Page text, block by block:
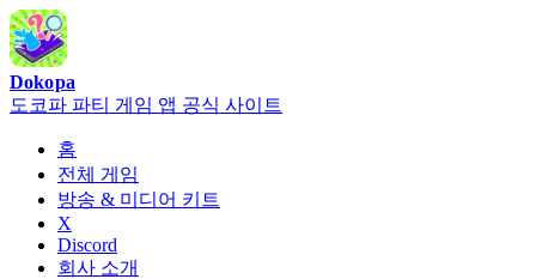
Dokopa
도코파 파티 게임 앱 공식 사이트
홈
전체 게임
방송 & 미디어 키트
X
Discord
회사 소개